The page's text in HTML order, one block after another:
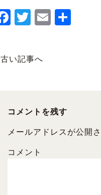
F
e
o
k
T
er
E
古い記事へ
コメントを残す
メールアドレスが公開
コメント